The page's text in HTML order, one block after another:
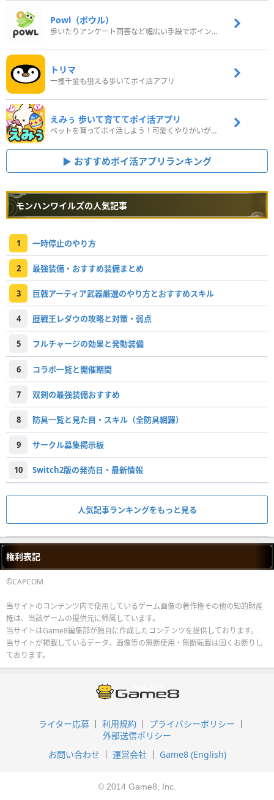
Powl（ポウル）
歩いたりアンケート回答など幅広い手段でポイントをゲット
トリマ
一攫千金も狙える歩いてポイ活アプリ
えみぅ 歩いて育ててポイ活アプリ
ペットを育ってポイ活しよう！可愛くやりがいがある新感覚アプリ
おすすめポイ活アプリランキング
モンハンワイルズの人気記事
1 一時停止のやり方
2 最強装備・おすすめ装備まとめ
3 巨戟アーティア武器厳選のやり方とおすすめスキル
4 歴戦王レダウの攻略と対策・弱点
5 フルチャージの効果と発動装備
6 コラボ一覧と開催期間
7 双剣の最強装備おすすめ
8 防具一覧と見た目・スキル（全防具網羅）
9 サークル募集掲示板
10 Switch2版の発売日・最新情報
人気記事ランキングをもっと見る
権利表記
©CAPCOM
当サイトのコンテンツ内で使用しているゲーム画像の著作権その他の知的財産
権は、当該ゲームの提供元に帰属しています。
当サイトはGame8編集部が独自に作成したコンテンツを提供しております。
当サイトが掲載しているデータ、画像等の無断使用・無断転載は固くお断りし
ております。
ライター応募 利用規約
プライバシーポリシー
外部送信ポリシー
お問い合わせ
運営会社 Game8 (English)
© 2014 Game8, Inc.